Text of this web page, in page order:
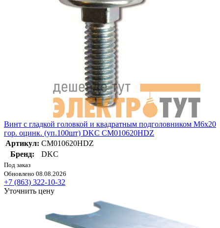
Винт с гладкой головкой и квадратным подголовником М6х20
гор. оцинк. (уп.100шт) DKC CM010620HDZ
Артикул: CM010620HDZ
Бренд:
DKC
Под заказ
Обновлено 08.08.2026
+7 (863) 322-10-32
Уточнить цену